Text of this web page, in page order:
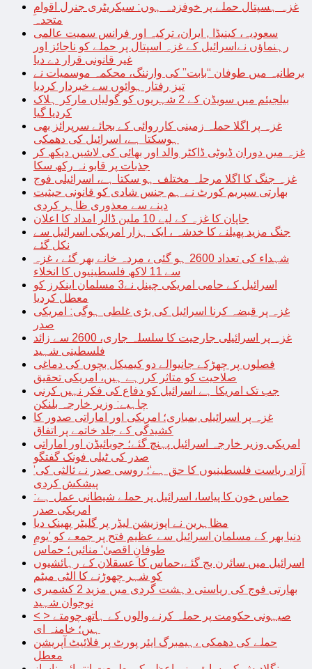
غزہ ہسپتال حملے پر خوفزدہ ہوں: سیکریٹری جنرل اقوامِ
متحدہ
سعودیہ، کینیڈا , ایران، ترکیہ اور فرانس سمیت عالمی
رہنماؤں نےاسرائیل کے غزہ اسپتال پر حملے کو ناجائز اور
غیر قانونی قرار دے دیا
برطانیہ میں طوفان “بابت” کی وارننگ، محکمہ موسمیات نے
تیز رفتار ہوائوں سے خبردار کردیا
بیلجیئم میں سویڈن کے 2 شہریوں کو گولیاں مارکر ہلاک
کردیا گیا
غزہ پر اگلا حملہ زمینی کارروائی کے بجائے سرپرائز بھی
ہوسکتا ہے، اسرائیل کی دھمکی
غزہ میں دوران ڈیوٹی ڈاکٹر والد اور بھائی کی لاشیں دیکھ کر
جذبات پر قابو نہ رکھ سکا
غزہ جنگ کا اگلا مرحلہ مختلف ہو سکتا ہے، اسرائیلی فوج
بھارتی سپریم کورٹ نے ہم جنس شادی کو قانونی حیثیت
دینے سے معذوری ظاہر کردی
جاپان کا غزہ کے لیے 10 ملین ڈالر امداد کا اعلان
جنگ مزید پھیلنے کا خدشہ ، ایک ہزار امریکی اسرائیل سے
نکل گئے
شہداء کی تعداد 2600 ہو گئی ، مردہ خانے بھر گئے ، غزہ
سے 11 لاکھ فلسطینیوں کا انخلاء
اسرائیل کے حامی امریکی چینل نے3 مسلمان اینکرز کو
معطل کردیا
غزہ پر قبضہ کرنا اسرائیل کی بڑی غلطی ہوگی: امریکی
صدر
غزہ پر اسرائیلی جارحیت کا سلسلہ جاری، 2600 سے زائد
فلسطینی شہید
فصلوں پر چھڑکے جانیوالے دو کیمیکل بچوں کی دماغی
صلاحیت کو متاثر کررہے ہیں، امریکی تحقیق
جب تک امریکا ہے اسرائیل کو دفاع کی فکر نہیں کرنی
چاہیے: وزیر خارجہ بلنکن
غزہ پر اسرائیلی بمباری؛ امریکی اور اماراتی صدور کا
کشیدگی کے جلد خاتمے پر اتفاق
امریکی وزیر خارجہ اسرائیل پہنچ گئے؛ جوبائیڈن اور اماراتی
صدر کی ٹیلی فونک گفتگو
’آزاد ریاست فلسطینیوں کا حق ہے‘؛ روسی صدر نے ثالثی کی
پیشکش کردی
حماس خون کا پیاسا، اسرائیل پر حملے شیطانی عمل ہے:
امریکی صدر
مظاہرین نے اپوزیشن لیڈر پر گلیٹر پھینک دیا
دنیا بھر کے مسلمان اسرائیل سے عظیم فتح پر جمعے کو ’یومِ
طوفانِ اقصیٰ‘ منائیں؛ حماس
اسرائیل میں سائرن بج گئے،حماس کا عسقلان کے رہائشیوں
کو شہر چھوڑنے کا الٹی میٹم
بھارتی فوج کی ریاستی دہشت گردی میں مزید 2 کشمیری
نوجوان شہید
< > صیہونی حکومت پر حملہ کرنے والوں کے ہاتھ چومتے
ہیں؛ خامنہ ای
حملے کی دھمکی ،ہیمبرگ ایئر پورٹ پر فلائیٹ آپریشن
معطل